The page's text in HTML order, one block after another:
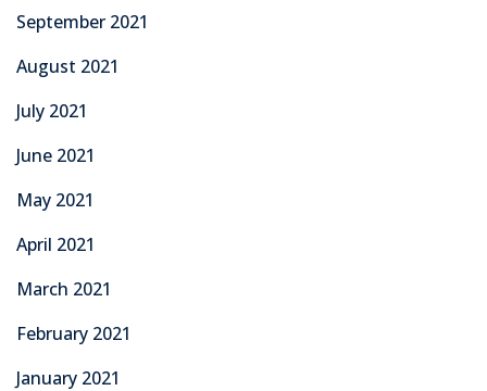
September 2021
August 2021
July 2021
June 2021
May 2021
April 2021
March 2021
February 2021
January 2021